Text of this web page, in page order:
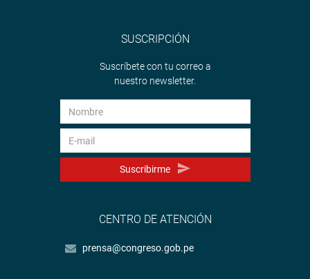
SUSCRIPCIÓN
Suscríbete con tu correo a
nuestro newsletter.
Suscribirme
CENTRO DE ATENCIÓN
prensa@congreso.gob.pe